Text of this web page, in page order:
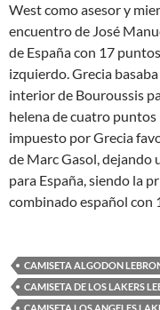
West como asesor y
encuentro de José
de España con 17
izquierdo. Grecia
interior de Bouroussis
helena de cuatro
impuesto por Grecia
de Marc Gasol, dejando
para España, siendo la
combinado español con
CAMISETA ALGODON
CAMISETA DE LOS LAKERS